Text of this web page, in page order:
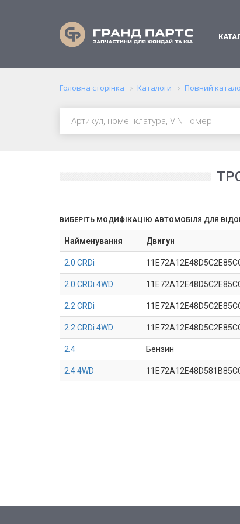
Головна сторінка Каталоги Повний
ВИБЕРІТЬ МОДИФІКАЦІЮ АВТОМОБІЛЯ ДЛЯ
Найменування Двигун
2.0 CRDi
2.0 CRDi 4WD
2.2 CRDi
2.2 CRDi 4WD
2.4 Бензин
2.4 4WD